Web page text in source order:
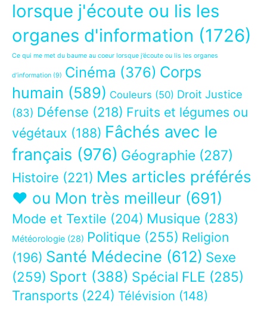
lorsque j'écoute ou lis les
organes d'information (1726)
Ce qui me met du baume au coeur lorsque j’écoute ou lis les organes
d’information (9) Cinéma (376) Corps
humain (589) Couleurs (50) Droit Justice
(83) Défense (218) Fruits et légumes ou
végétaux (188) Fâchés avec le
français (976) Géographie (287)
Histoire (221) Mes articles préférés
❤ ou Mon très meilleur (691)
Mode et Textile (204) Musique (283)
Météorologie (28) Politique (255) Religion
(196) Santé Médecine (612) Sexe
(259) Sport (388) Spécial FLE (285)
Transports (224) Télévision (148)